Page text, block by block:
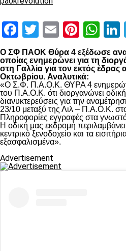
Facebook
Twitter
Email
Ο ΣΦ ΠΑΟΚ Θύρα 4 εξέδωσε
οποίας ενημερώνει για τη
στη Γαλλία για τον εκτός έδρας
Οκτωβρίου. Αναλυτικά:
«Ο Σ.Φ. Π.Α.Ο.Κ. ΘΥΡΑ 4
του Π.Α.Ο.Κ. ότι διοργανώνει
διανυκτερεύσεις για την
23/10 μεταξύ της Λιλ – Π.Α.Ο.Κ.
Πληροφορίες εγγραφές στα
Η οδική μας εκδρομή
κεντρικό ξενοδοχείο και τα
εξασφαλισμένα».
Advertisement